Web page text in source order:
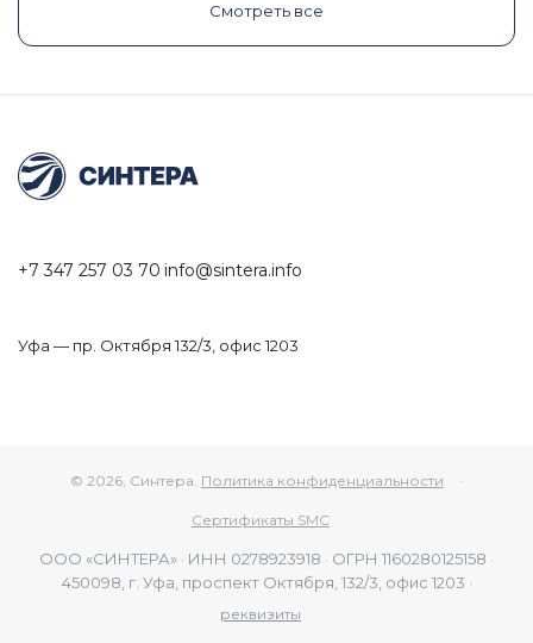
Смотреть все
+7 347 257 03 70 info@sintera.info
Уфа — пр. Октября 132/3, офис 1203
© 2026, Синтера. Политика конфиденциальности ·
Сертификаты SMC
ООО «СИНТЕРА» · ИНН 0278923918 · ОГРН 1160280125158 ·
450098, г. Уфа, проспект Октября, 132/3, офис 1203 ·
реквизиты